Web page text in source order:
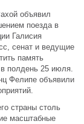
объявил
поезда в
Галисия
сенат и ведущие
память
полдень 25 июля.
Фелипе объявили
страны столь
масштабные